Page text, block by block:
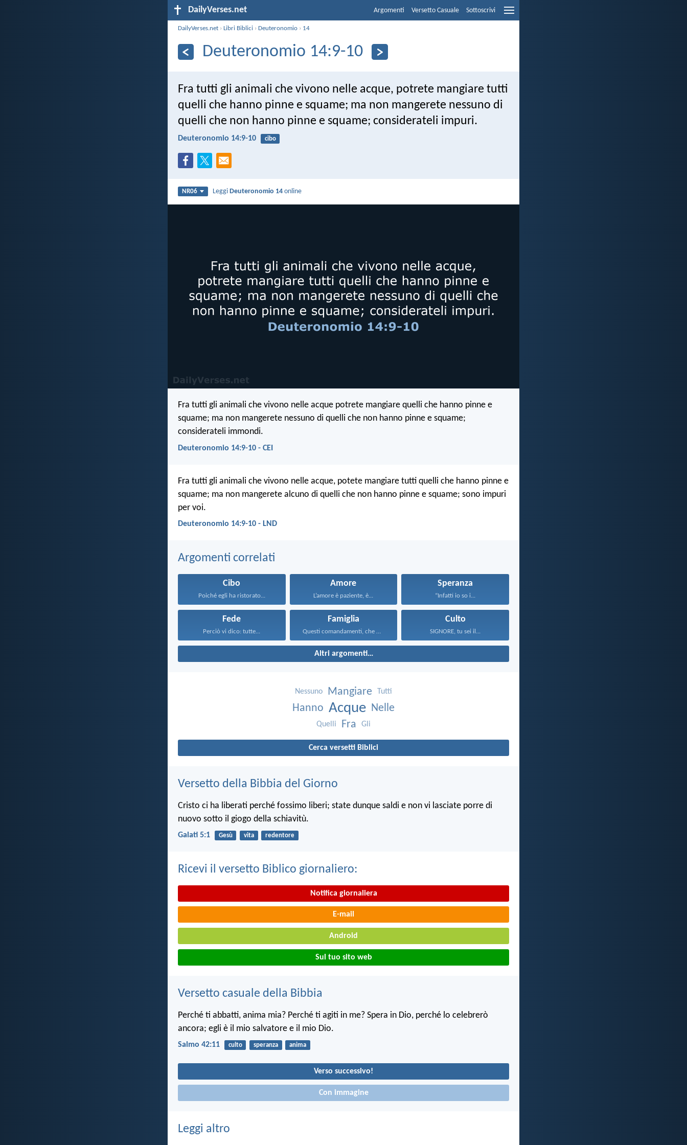
DailyVerses.net Argomenti Versetto Casuale Sottoscrivi
DailyVerses.net ›Libri Biblici ›Deuteronomio › 14
Deuteronomio 14:9-10
Fra tutti gli animali che vivono nelle acque, potrete mangiare tutti
quelli che hanno pinne e squame; ma non mangerete nessuno di
quelli che non hanno pinne e squame; considerateli impuri.
Deuteronomio 14:9-10 cibo
NR06 LeggiDeuteronomio 14 online
Fra tutti gli animali che vivono nelle acque potrete mangiare quelli che hanno pinne e
squame; ma non mangerete nessuno di quelli che non hanno pinne e squame;
considerateli immondi.
Deuteronomio 14:9-10 - CEI
Fra tutti gli animali che vivono nelle acque, potete mangiare tutti quelli che hanno pinne e
squame; ma non mangerete alcuno di quelli che non hanno pinne e squame; sono impuri
per voi.
Deuteronomio 14:9-10 - LND
Argomenti correlati
Cibo
Poiché egli ha ristorato...
Amore
L’amore è paziente, è...
Speranza
“Infatti io so i...
Fede
Perciò vi dico: tutte...
Famiglia
Questi comandamenti, che oggi...
Culto
SIGNORE, tu sei il...
Altri argomenti…
Nessuno Mangiare Tutti
Hanno Acque Nelle
Quelli Fra Gli
Cerca versetti Biblici
Versetto della Bibbia del Giorno
Cristo ci ha liberati perché fossimo liberi; state dunque saldi e non vi lasciate porre di
nuovo sotto il giogo della schiavitù.
Galati 5:1 Gesù vita redentore
Ricevi il versetto Biblico giornaliero:
Notifica giornaliera
E-mail
Android
Sul tuo sito web
Versetto casuale della Bibbia
Perché ti abbatti, anima mia? Perché ti agiti in me? Spera in Dio, perché lo celebrerò
ancora; egli è il mio salvatore e il mio Dio.
Salmo 42:11 culto speranza anima
Verso successivo!
Con immagine
Leggi altro